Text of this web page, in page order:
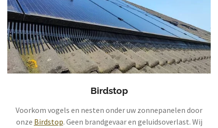
Birdstop
Voorkom vogels en nesten onder uw zonnepanelen door
onze Birdstop. Geen brandgevaar en geluidsoverlast. Wij